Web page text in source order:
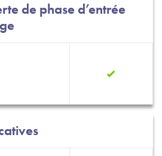
de phase d’entrée